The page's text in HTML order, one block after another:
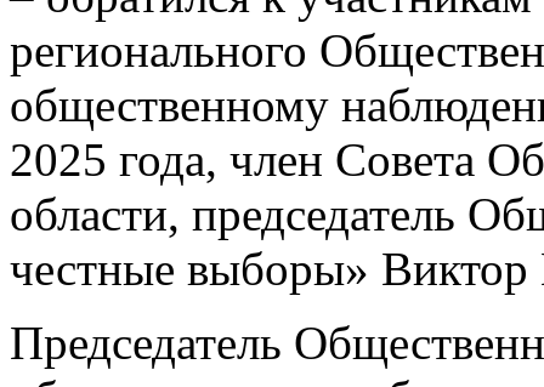
регионального
общественному
2025 года, член Совета
области, председатель
честные выборы» Виктор
Председатель